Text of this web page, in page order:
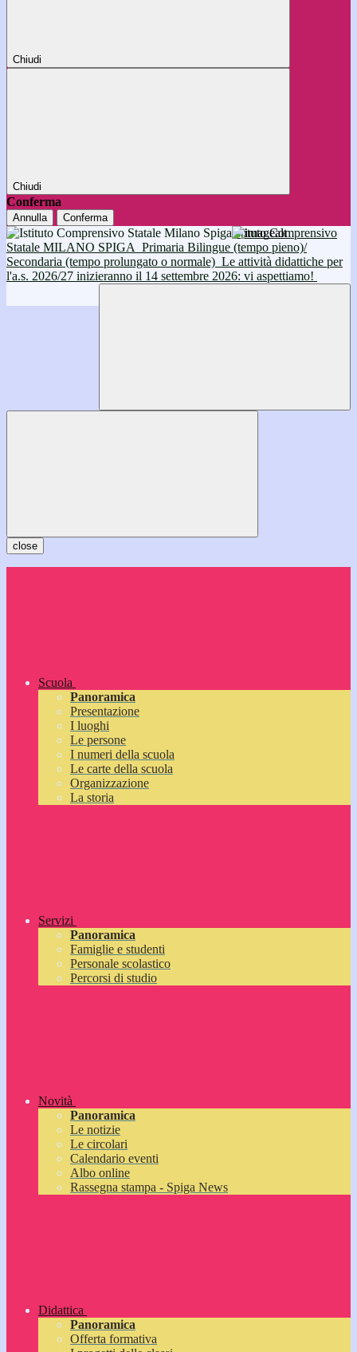
Chiudi
Chiudi
Conferma
Annulla Conferma
Istituto Comprensivo
Statale MILANO SPIGA Primaria Bilingue (tempo pieno)/
Secondaria (tempo prolungato o normale) Le attività didattiche per
l'a.s. 2026/27 inizieranno il 14 settembre 2026: vi aspettiamo!
close
Scuola
Panoramica
Presentazione
I luoghi
Le persone
I numeri della scuola
Le carte della scuola
Organizzazione
La storia
Servizi
Panoramica
Famiglie e studenti
Personale scolastico
Percorsi di studio
Novità
Panoramica
Le notizie
Le circolari
Calendario eventi
Albo online
Rassegna stampa - Spiga News
Didattica
Panoramica
Offerta formativa